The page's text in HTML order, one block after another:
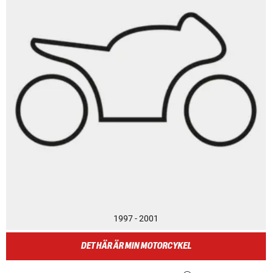
1997 - 2001
DET HÄR ÄR MIN MOTORCYKEL